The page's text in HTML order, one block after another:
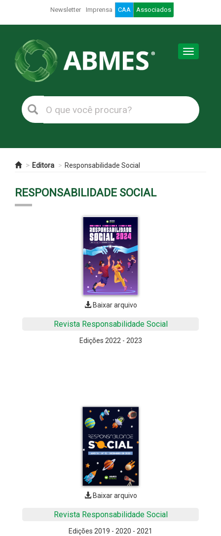
Newsletter Imprensa CAA Associados
Toggle
Editora Responsabilidade Social
RESPONSABILIDADE SOCIAL
Baixar arquivo
Revista Responsabilidade Social
Edições 2022 - 2023
Baixar arquivo
Revista Responsabilidade Social
Edições 2019 - 2020 - 2021